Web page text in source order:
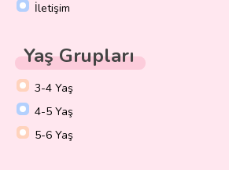
İletişim
Yaş Grupları
3-4 Yaş
4-5 Yaş
5-6 Yaş